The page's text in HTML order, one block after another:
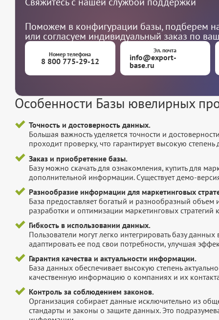
Поможем в конфигурации базы, подберем
или согласуем индивидуальный заказ по
Номер телефона
8 800 775-29-12
Эл. почта
info@export-
base.ru
Особенности Базы ювелирных
Точность и достоверность данных.
Большая важность уделяется точности и
проходит проверку, что гарантирует высокую
Заказ и приобретение базы.
Базу можно скачать для ознакомления, купить для
дополнительной информации. Существует демо-
Разнообразие информации для маркетинговых
База предоставляет богатый и разнообразный
разработки и оптимизации маркетинговых стратегий
Гибкость в использовании данных.
Пользователи могут легко интегрировать базу
адаптировать ее под свои потребности, улучшая
Гарантия качества и актуальности информации.
База данных обеспечивает высокую степень
качественную информацию о компаниях и их
Контроль за соблюдением законов.
Организация собирает данные исключительно из
стандарты и законы о защите данных. Это